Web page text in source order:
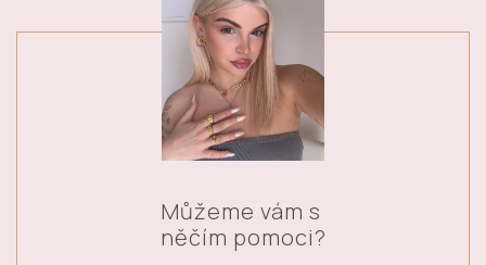
Můžeme vám s
něčím pomoci?